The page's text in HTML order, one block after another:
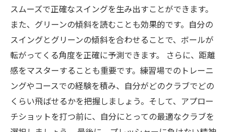
スムーズで正確なスイングを生み出すことができます。
また、グリーンの傾斜を読むことも効果的です。自分の
スイングとグリーンの傾斜を合わせることで、ボールが
転がってくる角度を正確に予測できます。 さらに、距離
感をマスターすることも重要です。練習場でのトレーニ
ングやコースでの経験を積み、自分がどのクラブでどの
くらい飛ばせるかを把握しましょう。そして、アプロー
チショットを打つ前に、自分にとっての最適なクラブを